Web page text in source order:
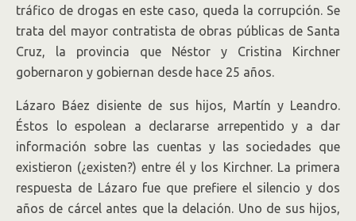
tráfico de drogas en este caso, queda la corrupción. Se
trata del mayor contratista de obras públicas de Santa
Cruz, la provincia que Néstor y Cristina Kirchner
gobernaron y gobiernan desde hace 25 años.
Lázaro Báez disiente de sus hijos, Martín y Leandro.
Éstos lo espolean a declararse arrepentido y a dar
información sobre las cuentas y las sociedades que
existieron (¿existen?) entre él y los Kirchner. La primera
respuesta de Lázaro fue que prefiere el silencio y dos
años de cárcel antes que la delación. Uno de sus hijos,